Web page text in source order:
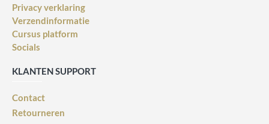
Privacy verklaring
Verzendinformatie
Cursus platform
Socials
KLANTEN SUPPORT
Contact
Retourneren